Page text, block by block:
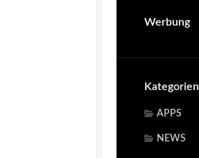
Werbung
Kategorien
APPS
NEWS